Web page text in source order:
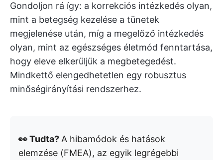
Gondoljon rá így: a korrekciós intézkedés olyan,
mint a betegség kezelése a tünetek
megjelenése után, míg a megelőző intézkedés
olyan, mint az egészséges életmód fenntartása,
hogy eleve elkerüljük a megbetegedést.
Mindkettő elengedhetetlen egy robusztus
minőségirányítási rendszerhez.
👀 Tudta? A hibamódok és hatások
elemzése (FMEA), az egyik legrégebbi